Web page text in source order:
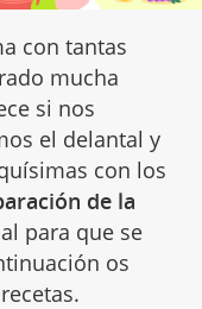
con tantas
mucha
si nos
el delantal y
con los
de la
para que se
os